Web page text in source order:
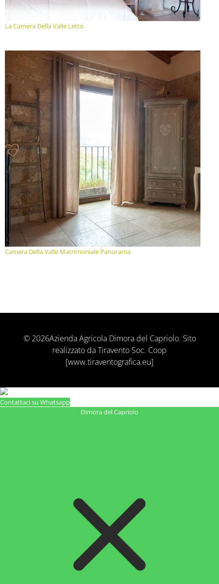
La Camera Della Valle Letto
Camera Della Valle Matrimoniale Panorama
© 2026Azienda Agricola Dimora del Capriolo. Sito
realizzato da Tiravento Soc. Coop
[www.tiraventografica.eu]
Contattaci su Whatsapp
Dimora del Capriolo